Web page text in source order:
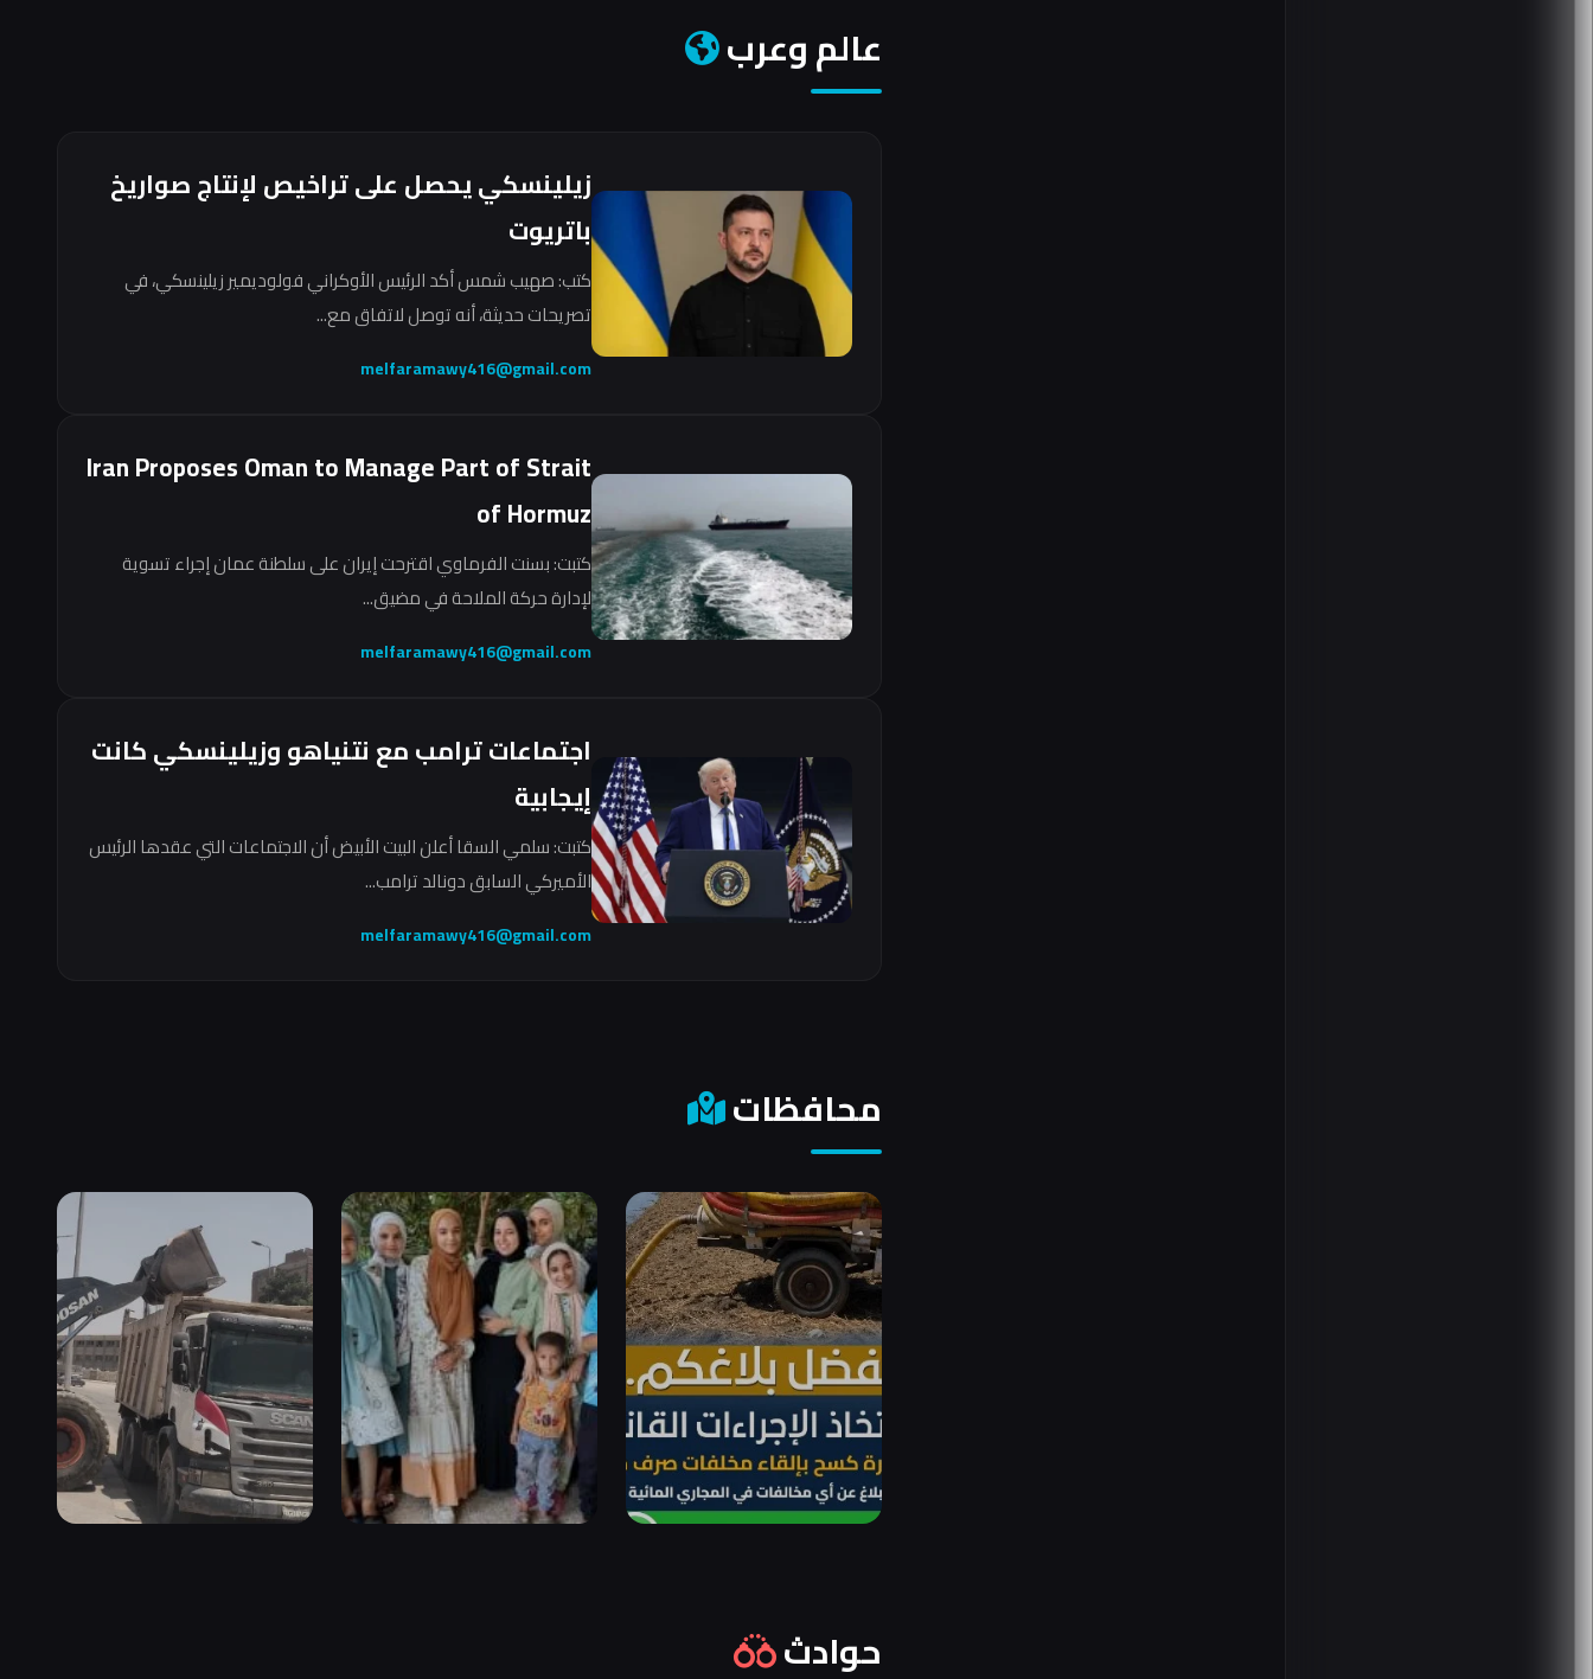
عالم وعرب
زيلينسكي يحصل على تراخيص لإنتاج صواريخ
باتريوت
كتب: صهيب شمس أكد الرئيس الأوكراني فولوديمير زيلينسكي، في
تصريحات حديثة، أنه توصل لاتفاق مع...
melfaramawy416@gmail.com
Iran Proposes Oman to Manage Part of Strait
of Hormuz
كتبت: بسنت الفرماوي اقترحت إيران على سلطنة عمان إجراء تسوية
لإدارة حركة الملاحة في مضيق...
melfaramawy416@gmail.com
اجتماعات ترامب مع نتنياهو وزيلينسكي كانت
إيجابية
كتبت: سلمي السقا أعلن البيت الأبيض أن الاجتماعات التي عقدها الرئيس
الأميركي السابق دونالد ترامب...
melfaramawy416@gmail.com
محافظات
حوادث